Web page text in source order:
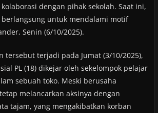
dengan pihak sekolah. Saat ini,
untuk mendalami motif
Senin (6/10/2025).
tersebut terjadi pada Jumat (3/10/2025),
PL (18) dikejar oleh sekelompok pelajar
sebuah toko. Meski berusaha
melancarkan aksinya dengan
tajam, yang mengakibatkan korban